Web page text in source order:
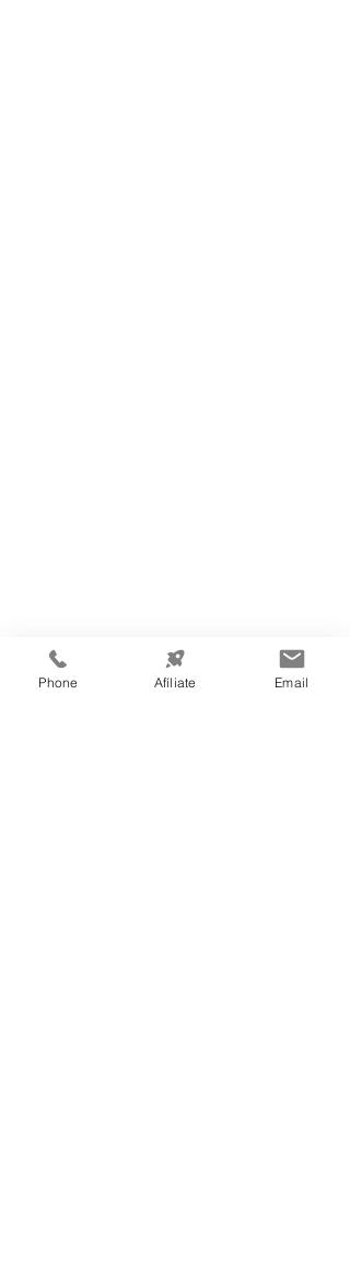
Phone Afíliate Email